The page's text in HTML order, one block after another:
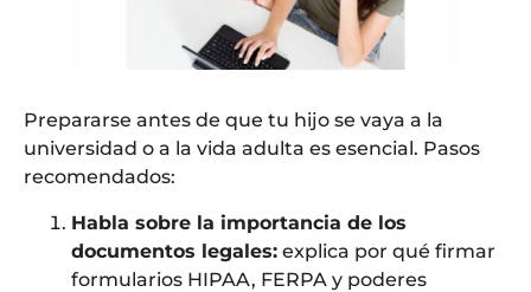
Prepararse antes de que tu hijo se vaya a la
universidad o a la vida adulta es esencial. Pasos
recomendados:
Habla sobre la importancia de los
documentos legales: explica por qué firmar
formularios HIPAA, FERPA y poderes